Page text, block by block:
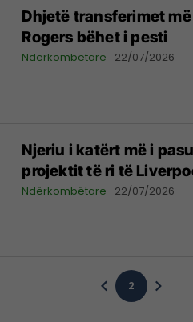
Dhjetë transferimet
Rogers bëhet i pesti
Ndërkombëtare 22/07/2026
Njeriu i katërt më i
projektit të ri të
Ndërkombëtare 22/07/2026
2